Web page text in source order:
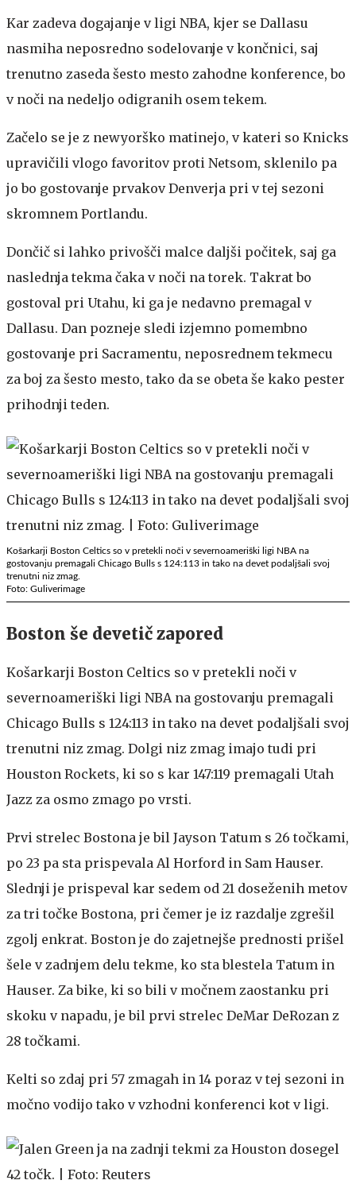
Kar zadeva dogajanje v ligi NBA, kjer se Dallasu
nasmiha neposredno sodelovanje v končnici, saj
trenutno zaseda šesto mesto zahodne konference, bo
v noči na nedeljo odigranih osem tekem.
Začelo se je z newyorško matinejo, v kateri so Knicks
upravičili vlogo favoritov proti Netsom, sklenilo pa
jo bo gostovanje prvakov Denverja pri v tej sezoni
skromnem Portlandu.
Dončič si lahko privošči malce daljši počitek, saj ga
naslednja tekma čaka v noči na torek. Takrat bo
gostoval pri Utahu, ki ga je nedavno premagal v
Dallasu. Dan pozneje sledi izjemno pomembno
gostovanje pri Sacramentu, neposrednem tekmecu
za boj za šesto mesto, tako da se obeta še kako pester
prihodnji teden.
Košarkarji Boston Celtics so v pretekli noči v severnoameriški ligi NBA na
gostovanju premagali Chicago Bulls s 124:113 in tako na devet podaljšali svoj
trenutni niz zmag.
Foto: Guliverimage
Boston še devetič zapored
Košarkarji Boston Celtics so v pretekli noči v
severnoameriški ligi NBA na gostovanju premagali
Chicago Bulls s 124:113 in tako na devet podaljšali svoj
trenutni niz zmag. Dolgi niz zmag imajo tudi pri
Houston Rockets, ki so s kar 147:119 premagali Utah
Jazz za osmo zmago po vrsti.
Prvi strelec Bostona je bil Jayson Tatum s 26 točkami,
po 23 pa sta prispevala Al Horford in Sam Hauser.
Slednji je prispeval kar sedem od 21 doseženih metov
za tri točke Bostona, pri čemer je iz razdalje zgrešil
zgolj enkrat. Boston je do zajetnejše prednosti prišel
šele v zadnjem delu tekme, ko sta blestela Tatum in
Hauser. Za bike, ki so bili v močnem zaostanku pri
skoku v napadu, je bil prvi strelec DeMar DeRozan z
28 točkami.
Kelti so zdaj pri 57 zmagah in 14 poraz v tej sezoni in
močno vodijo tako v vzhodni konferenci kot v ligi.